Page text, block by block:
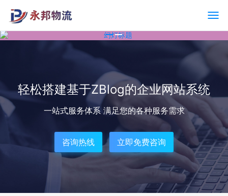
轻松搭建基于ZBlog的企业网站系统
一站式服务体系 满足您的各种服务需求
咨询热线 立即免费咨询